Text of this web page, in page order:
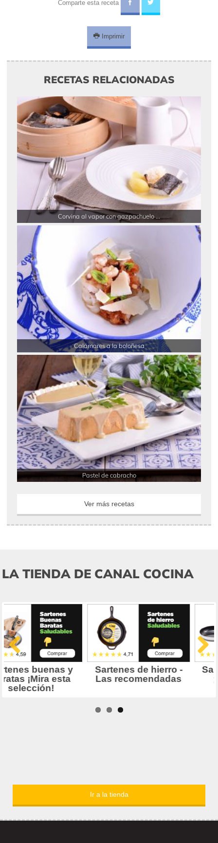
Comparte esta receta
Imprimir
RECETAS RELACIONADAS
Corvina al vapor con gazpachuelo ...
Calamares a la boloñesa
Pastel de cabracho
Ver más recetas
LA TIENDA DE CANAL COCINA
Ir a la tienda